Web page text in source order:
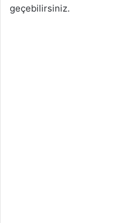
geçebilirsiniz.